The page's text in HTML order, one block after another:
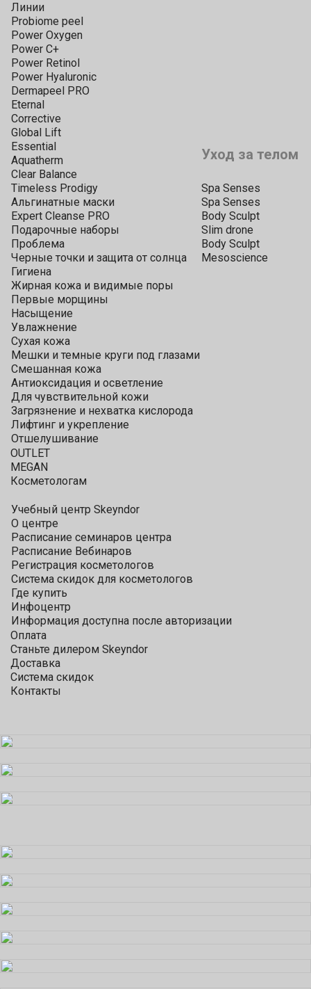
Линии
Probiome peel
Power Oxygen
Power C+
Power Retinol
Power Hyaluronic
Dermapeel PRO
Eternal
Corrective
Global Lift
Essential
Aquatherm
Clear Balance
Timeless Prodigy
Альгинатные маски
Expert Cleanse PRO
Подарочные наборы
Проблема
Черные точки и защита от солнца
Гигиена
Жирная кожа и видимые поры
Первые морщины
Насыщение
Увлажнение
Сухая кожа
Мешки и темные круги под глазами
Смешанная кожа
Антиоксидация и осветление
Для чувствительной кожи
Загрязнение и нехватка кислорода
Лифтинг и укрепление
Отшелушивание
Уход за телом
Spa Senses
Spa Senses
Body Sculpt
Slim drone
Body Sculpt
Mesoscience
OUTLET
MEGAN
Косметологам
Учебный центр Skeyndor
О центре
Расписание семинаров центра
Расписание Вебинаров
Регистрация косметологов
Система скидок для косметологов
Где купить
Инфоцентр
Информация доступна после авторизации
Оплата
Станьте дилером Skeyndor
Доставка
Система скидок
Контакты